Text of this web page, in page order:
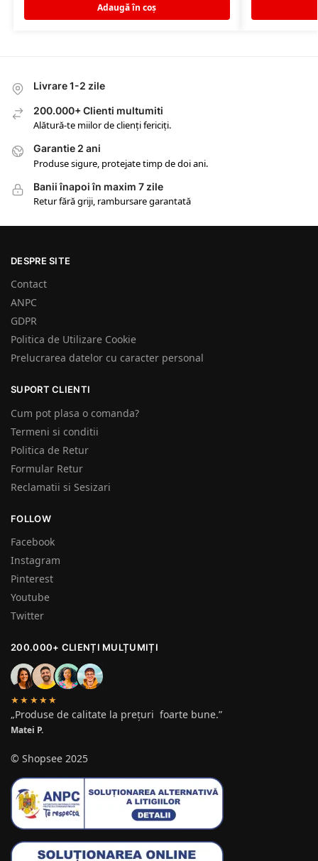
Adaugă în coș
Livrare 1-2 zile
200.000+ Clienti multumiti
Alătură-te miilor de clienți fericiți.
Garantie 2 ani
Produse sigure, protejate timp de doi ani.
Banii înapoi în maxim 7 zile
Retur fără griji, rambursare garantată
DESPRE SITE
Contact
ANPC
GDPR
Politica de Utilizare Cookie
Prelucrarea datelor cu caracter personal
SUPORT CLIENTI
Cum pot plasa o comanda?
Termeni si conditii
Politica de Retur
Formular Retur
Reclamatii si Sesizari
FOLLOW
Facebook
Instagram
Pinterest
Youtube
Twitter
200.000+ CLIENȚI MULȚUMIȚI
★★★★★
„Produse de calitate la prețuri foarte bune.”
Matei P.
© Shopsee 2025